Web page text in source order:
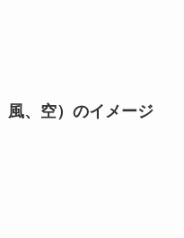
、空）のイメージ